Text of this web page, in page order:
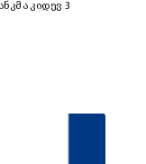
კიდევ 3